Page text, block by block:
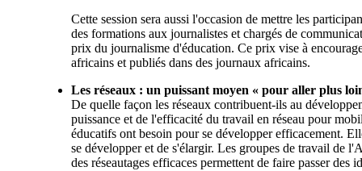
Cette session sera aussi l'occasion de mettre les
des formations aux journalistes et chargés de
prix du journalisme d'éducation. Ce prix vise à
africains et publiés dans des journaux africains.
Les réseaux : un puissant moyen « pour aller plus
De quelle façon les réseaux contribuent-ils au
puissance et de l'efficacité du travail en réseau pour
éducatifs ont besoin pour se développer efficacement.
se développer et de s'élargir. Les groupes de travail
des réseautages efficaces permettent de faire passer des